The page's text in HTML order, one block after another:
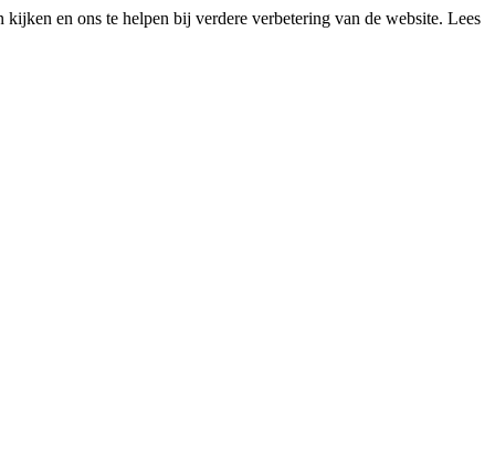
en ons te helpen bij verdere verbetering van de website. Lees